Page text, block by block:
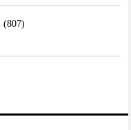
(807)